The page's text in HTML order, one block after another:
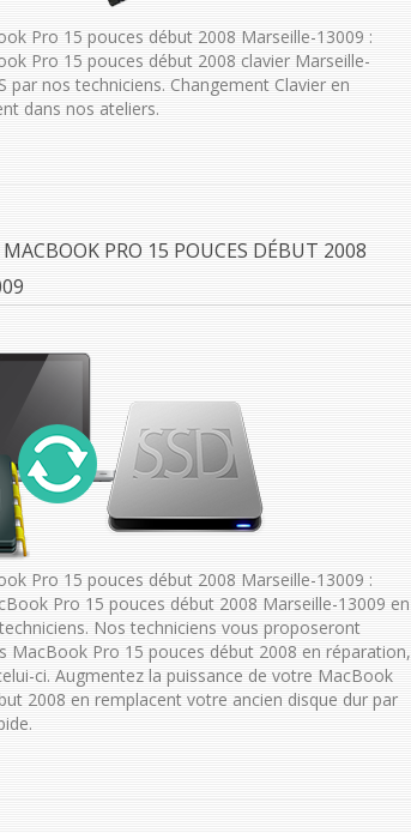
Pro 15 pouces début 2008 Marseille-13009 :
Pro 15 pouces début 2008 clavier Marseille-
par nos techniciens. Changement Clavier en
dans nos ateliers.
PRO 15 POUCES DÉBUT 2008
Pro 15 pouces début 2008 Marseille-13009 :
Pro 15 pouces début 2008 Marseille-13009 en
techniciens. Nos techniciens vous proposeront
MacBook Pro 15 pouces début 2008 en réparation,
ci. Augmentez la puissance de votre MacBook
2008 en remplacent votre ancien disque dur par